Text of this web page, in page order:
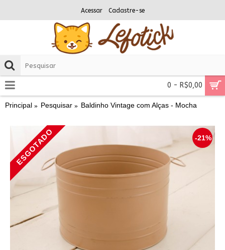
Acessar Cadastre-se
0 - R$0,00
Principal Pesquisar Baldinho Vintage com Alças - Mocha
-21%
ESGOTADO